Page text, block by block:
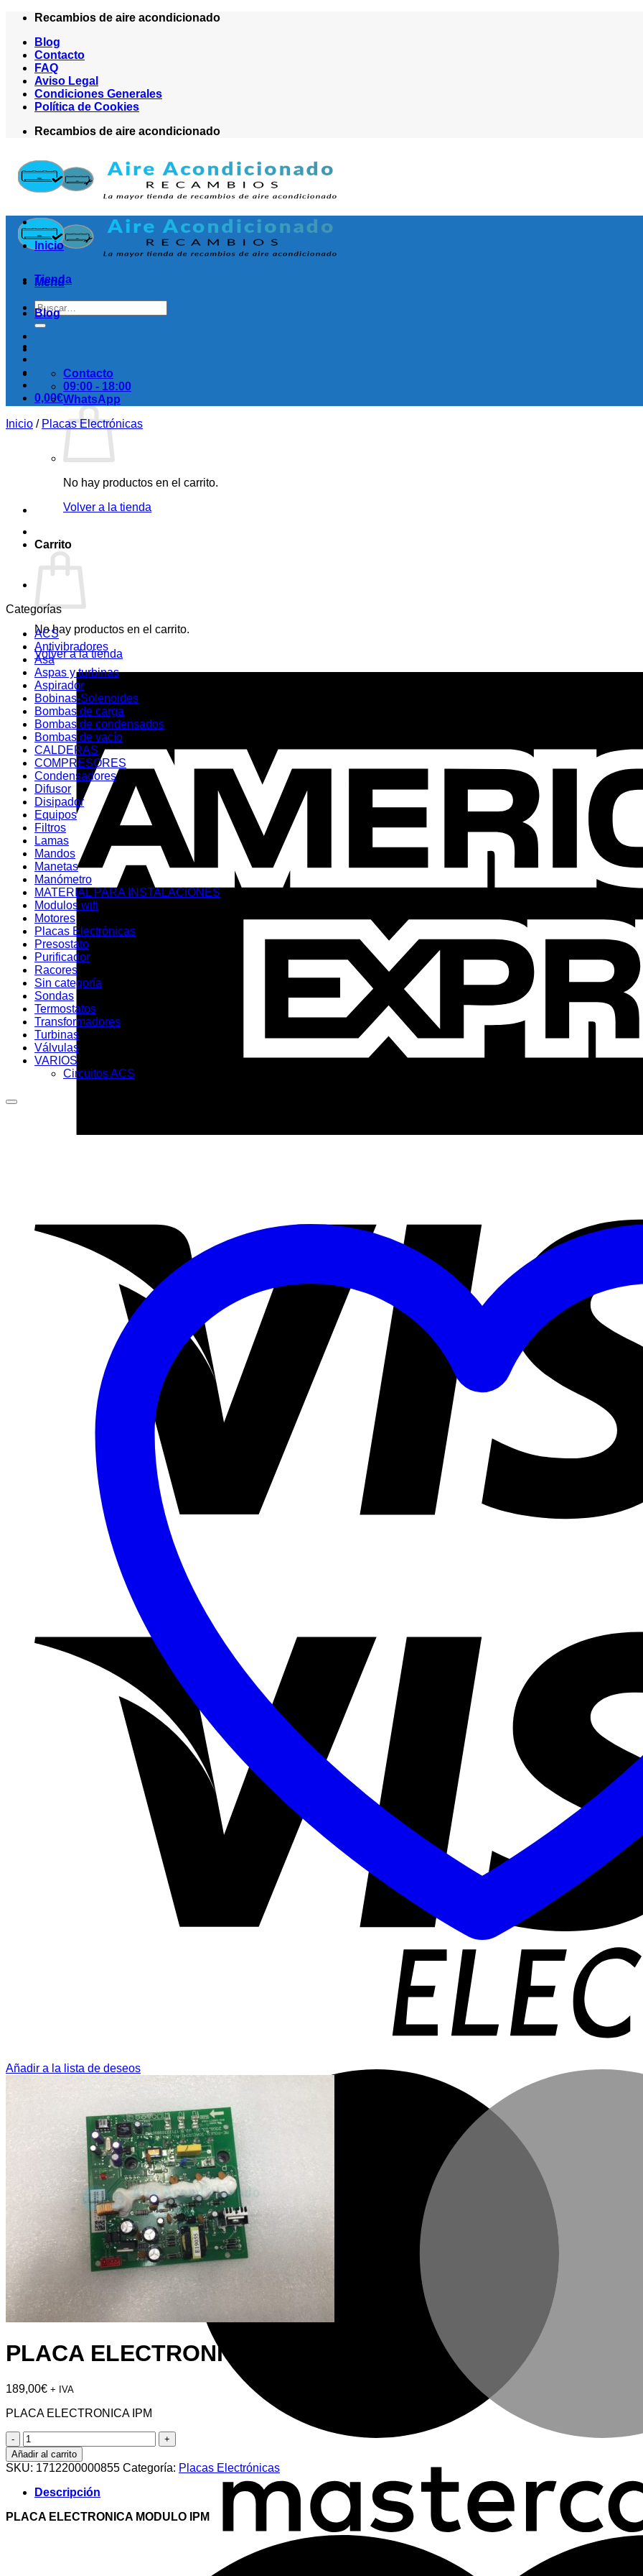
Saltar
contenido
Recambios de aire acondicionado
Blog
Contacto
FAQ
Aviso Legal
Condiciones Generales
Política de Cookies
Recambios de aire acondicionado
Menú
Buscar
por:
0,00€
No hay productos en el carrito.
Volver a la tienda
Carrito
No hay productos en el carrito.
Volver a la tienda
Inicio
Tienda
Blog
Contacto
09:00 - 18:00
WhatsApp
Inicio / Placas Electrónicas
Categorías
ACS
Antivibradores
Asa
Aspas y turbinas
Aspirador
Bobinas-Solenoides
Bombas de carga
Bombas de condensados
Bombas de vacío
CALDERAS
COMPRESORES
Condensadores
Difusor
Disipador
Equipos
Filtros
Lamas
Mandos
Manetas
Manómetro
MATERIAL PARA INSTALACIONES
Modulos wifi
Motores
Placas Electrónicas
Presostato
Purificador
Racores
Sin categoría
Sondas
Termostatos
Transformadores
Turbinas
Válvulas
VARIOS
Circuitos ACS
Añadir a la lista de deseos
PLACA ELECTRONICA MODULO IPM
189,00€ + IVA
PLACA ELECTRONICA IPM
PLACA
ELECTRONICA
MODULO
IPM
cantidad
Añadir al carrito
SKU: 1712200000855 Categoría: Placas Electrónicas
Descripción
PLACA ELECTRONICA MODULO IPM